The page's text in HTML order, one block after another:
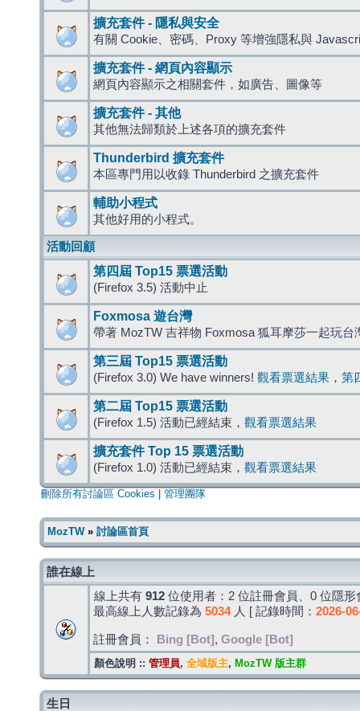
擴充套件 - 隱私與安全
有關 Cookie、密碼、Proxy 等增強隱私與
擴充套件 - 網頁內容顯示
網頁內容顯示之相關套件，如廣告、圖像等
擴充套件 - 其他
其他無法歸類於上述各項的擴充套件
Thunderbird 擴充套件
本區專門用以收錄 Thunderbird 之擴充套件
輔助小程式
其他好用的小程式。
活動回顧
第四屆 Top15 票選活動
(Firefox 3.5) 活動中止
Foxmosa 遊台灣
帶著 MozTW 吉祥物 Foxmosa 狐耳摩莎一起玩台
第三屆 Top15 票選活動
(Firefox 3.0) We have winners! 觀看票選結果 ， 第
第二屆 Top15 票選活動
(Firefox 1.5) 活動已經結束， 觀看票選結果
擴充套件 Top 15 票選活動
(Firefox 1.0) 活動已經結束， 觀看票選結果
刪除所有討論區 Cookies 管理團隊
MozTW» 討論區首頁
誰在線上
線上共有 912 位使用者：2 位註冊會員、0 位隱
最高線上人數記錄為 5034人 [ 記錄時間： 2026-
註冊會員： Bing [Bot] , Google [Bot]
顏色說明 :: 管理員, 全域版主, MozTW 版主群
生日